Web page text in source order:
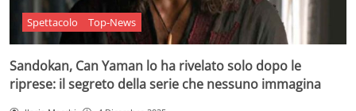
Spettacolo Top-News
Sandokan, Can Yaman lo ha rivelato solo dopo le
riprese: il segreto della serie che nessuno immagina